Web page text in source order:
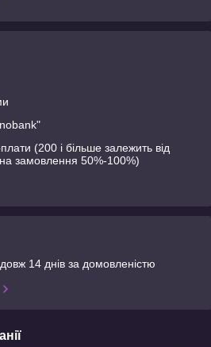
(200 і більше залежить від
на замовлення 50%-100%)
14 днів за домовленістю